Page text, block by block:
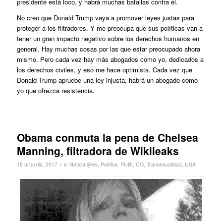
presidente está loco, y habrá muchas batallas contra él.
No creo que Donald Trump vaya a promover leyes justas para
proteger a los filtradores. Y me preocupa que sus políticas van a
tener un gran impacto negativo sobre los derechos humanos en
general. Hay muchas cosas por las que estar preocupado ahora
mismo. Pero cada vez hay más abogados como yo, dedicados a
los derechos civiles, y eso me hace optimista. Cada vez que
Donald Trump apruebe una ley injusta, habrá un abogado como
yo que ofrezca resistencia.
Obama conmuta la pena de Chelsea
Manning, filtradora de Wikileaks
18 urtarrila, 2017 / in Noticia @es, Política, PUBLICO, Transexualidad, USA